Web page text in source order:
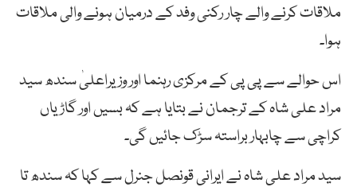
ملاقات کرنے والے چار رکنی وفد کے درمیان ہونے والی ملاقات
ہوا۔
اس حوالے سے پی پی کے مرکزی رہنما اور وزیراعلیٰ سندھ سید
مراد علی شاہ کے ترجمان نے بتایا ہے کہ بسیں اور گاڑیاں
کراچی سے چابہار براستہ سڑک جائیں گی۔
سید مراد علی شاہ نے ایرانی قونصل جنرل سے کہا کہ سندھ تا